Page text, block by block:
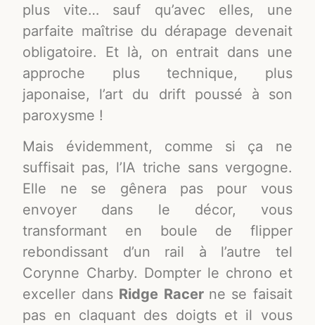
plus vite… sauf qu’avec elles, une
parfaite maîtrise du dérapage devenait
obligatoire. Et là, on entrait dans une
approche plus technique, plus
japonaise, l’art du drift poussé à son
paroxysme !
Mais évidemment, comme si ça ne
suffisait pas, l’IA triche sans vergogne.
Elle ne se gênera pas pour vous
envoyer dans le décor, vous
transformant en boule de flipper
rebondissant d’un rail à l’autre tel
Corynne Charby. Dompter le chrono et
exceller dans Ridge Racer ne se faisait
pas en claquant des doigts et il vous